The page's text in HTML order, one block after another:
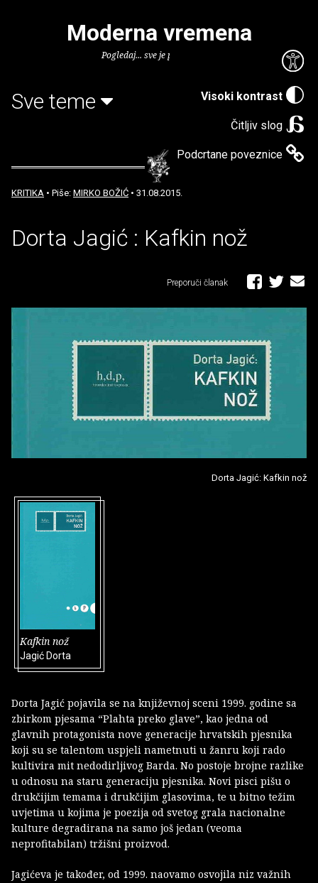
Visoki kontrast
Čitljiv slog
Podcrtane poveznice
Moderna vremena
Pogledaj... sve je puno knjiga.
Sve teme
KRITIKA • Piše: MIRKO BOŽIĆ • 31.08.2015.
Dorta Jagić : Kafkin nož
Preporuči članak
Dorta Jagić: Kafkin nož
Kafkin nož
Jagić Dorta
Dorta Jagić pojavila se na književnoj sceni 1999. godine sa
zbirkom pjesama “Plahta preko glave”, kao jedna od
glavnih protagonista nove generacije hrvatskih pjesnika
koji su se talentom uspjeli nametnuti u žanru koji rado
kultivira mit nedodirljivog Barda. No postoje brojne razlike
u odnosu na staru generaciju pjesnika. Novi pisci pišu o
drukčijim temama i drukčijim glasovima, te u bitno težim
uvjetima u kojima je poezija od svetog grala nacionalne
kulture degradirana na samo još jedan (veoma
neprofitabilan) tržišni proizvod.
Jagićeva je također, od 1999. naovamo osvojila niz važnih